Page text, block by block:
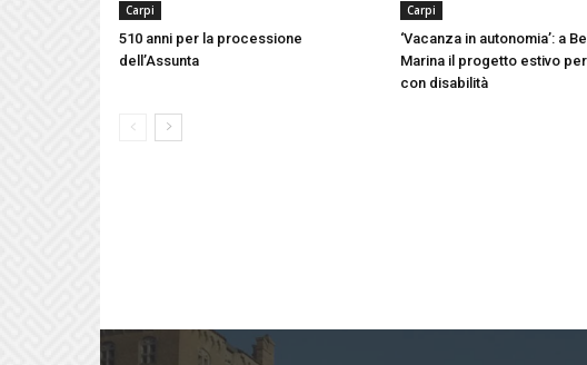
Carpi
510 anni per la processione
dell’Assunta
Carpi
‘Vacanza in autonomia’: a
Marina il progetto estivo
con disabilità